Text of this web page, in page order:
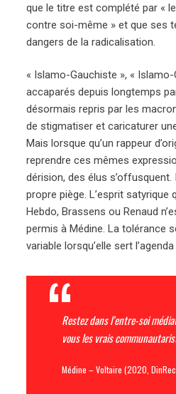
que le titre est complété par «
contre soi-même » et que ses
dangers de la radicalisation.
« Islamo-Gauchiste », «
accaparés depuis longtemps
désormais repris par les
de stigmatiser et caricaturer
Mais lorsque qu’un rappeur
reprendre ces mêmes
dérision, des élus
propre piège. L’esprit satyrique
Hebdo, Brassens ou Renaud
permis à Médine. La tolérance
variable lorsqu’elle sert
Restez dans l’entre-soi
vous les vrais
Médine – Voltaire (2020,